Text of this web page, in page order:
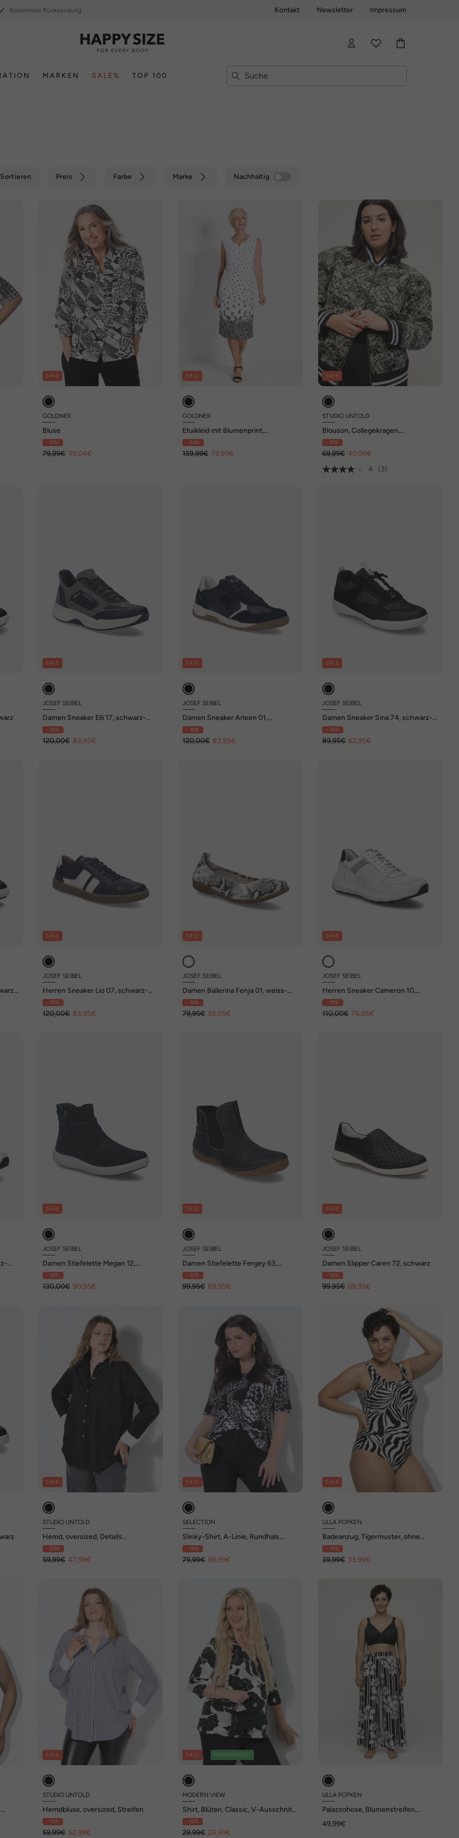
Kostenlose Rücksendung Kontakt Newsletter Impressum
MARKEN SALE% TOP 100
Sortieren Preis Farbe Marke Nachhaltig
SALE
GOLDNER
Bluse
- 51%
79,99€ 39,04€
SALE
GOLDNER
Etuikleid mit Blumenprint,
Jerseyqualität
- 50%
159,99€ 79,99€
SALE
STUDIO UNTOLD
Blouson, Collegekragen,
Rautenstepp, Print
- 41%
69,99€ 40,99€
4
(3)
SALE
JOSEF SEIBEL
Damen Sneaker Elli 17, schwarz-
weiss
- 30%
120,00€ 83,95€
SALE
JOSEF SEIBEL
Damen Sneaker Arleen 01,
schwarz-weiss
- 30%
120,00€ 83,95€
SALE
JOSEF SEIBEL
Damen Sneaker Sina 74, schwarz-
weiss
- 30%
89,95€ 62,95€
SALE
JOSEF SEIBEL
Herren Sneaker Lio 07, schwarz-
weiss
- 30%
120,00€ 83,95€
SALE
JOSEF SEIBEL
Damen Ballerina Fenja 01, weiss-
schwarz
- 30%
79,95€ 55,95€
SALE
JOSEF SEIBEL
Herren Sneaker Cameron 10,
weiss-schwarz
- 30%
110,00€ 76,95€
SALE
JOSEF SEIBEL
Damen Stiefelette Megan 12,
schwarz
- 30%
130,00€ 90,95€
SALE
JOSEF SEIBEL
Damen Stiefelette Fergey 63,
schwarz
- 30%
99,95€ 69,95€
SALE
JOSEF SEIBEL
Damen Slipper Caren 72, schwarz
- 30%
99,95€ 69,95€
SALE
STUDIO UNTOLD
Hemd, oversized, Details
kontrastfarbig
- 20%
59,99€ 47,99€
SALE
SELECTION
Slinky-Shirt, A-Linie, Rundhals,
Halbarm
- 16%
79,99€ 66,99€
SALE
ULLA POPKEN
Badeanzug, Tigermuster, ohne
Softcups, Rundhals
- 15%
39,99€ 33,99€
SALE
STUDIO UNTOLD
Hemdbluse, oversized, Streifen
- 12%
59,99€ 52,99€
SALE NACHHALTIG
MODERN VIEW
Shirt, Blüten, Classic, V-Ausschnitt,
3/4-Arm
- 10%
29,99€ 26,99€
ULLA POPKEN
Palazzohose, Blumenstreifen,
49,99€